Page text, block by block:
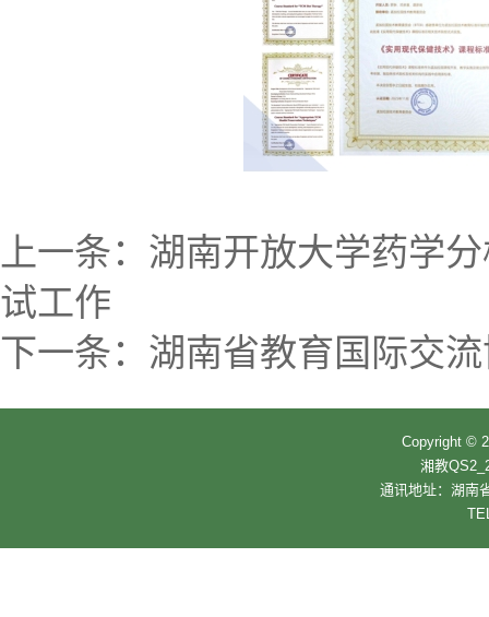
上一条： 湖南开放大学药学
试工作
下一条： 湖南省教育国际交
Copyright ©
湘教
通讯地址：湖南